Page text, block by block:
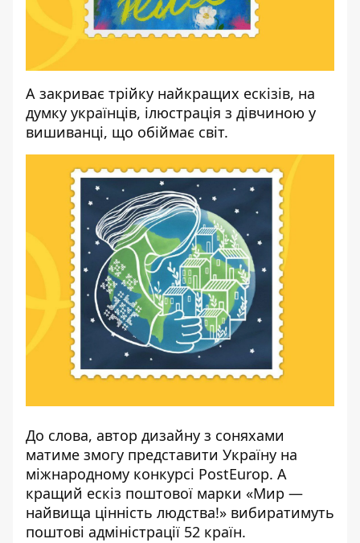
А закриває трійку найкращих ескізів, на
думку українців, ілюстрація з дівчиною у
вишиванці, що обіймає світ.
До слова, автор дизайну з соняхами
матиме змогу представити Україну на
міжнародному конкурсі PostEurop. А
кращий ескіз поштової марки «Мир —
найвища цінність людства!» вибиратимуть
поштові адміністрації 52 країн.